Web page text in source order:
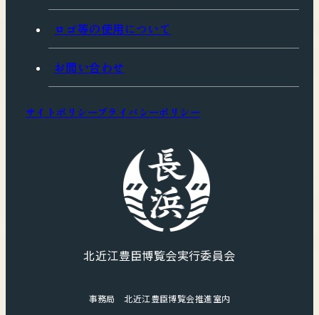
北近江豊臣博覧会実行委員会
事務局 北近江豊臣博覧会推進室内
ロゴ等の使用について
お問い合わせ
サイトポリシープライバシーポリシー